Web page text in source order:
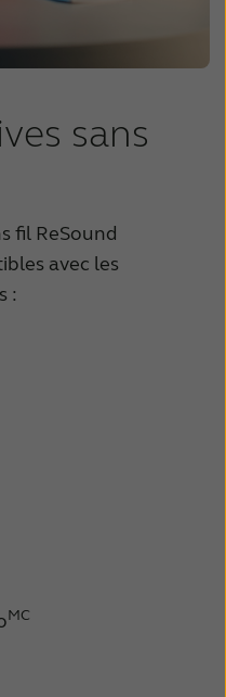
sans
fil ReSound
avec les
:
MC